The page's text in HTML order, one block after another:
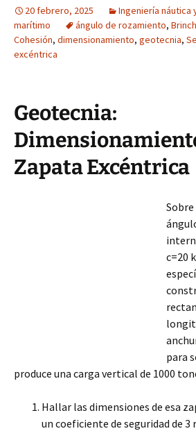
20 febrero, 2025
Ingeniería náutica
marítimo
ángulo de rozamiento,
Cohesión, dimensionamiento, geotecnia,
excéntrica
Geotecnia:
Zapata Excéntrica
c=20
para
produce una carga vertical de 1000
Hallar las dimensiones de esa
un coeficiente de seguridad de 3